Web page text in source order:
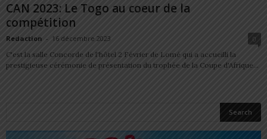
CAN 2023: Le Togo au coeur de la
compétition
Redaction - 16 décembre 2023
0
C'est la salle Concorde de l'hôtel 2 Février de Lomé qui a accueilli la
prestigieuse cérémonie de présentation du trophée de la Coupe d'Afrique...